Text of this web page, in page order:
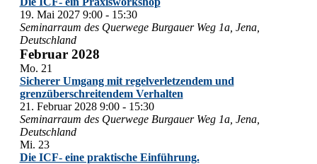
19. Mai 2027 9:00- 15:30
Seminarraum des Querwege Burgauer Weg 1a, Jena,
Deutschland
Februar 2028
Mo. 21
Sicherer Umgang mit regelverletzendem und
grenzüberschreitendem Verhalten
21. Februar 2028 9:00- 15:30
Seminarraum des Querwege Burgauer Weg 1a, Jena,
Deutschland
Mi. 23
Die ICF- eine praktische Einführung.